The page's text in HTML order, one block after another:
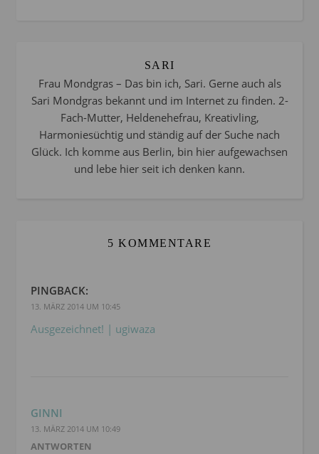
SARI
Frau Mondgras – Das bin ich, Sari. Gerne auch als
Sari Mondgras bekannt und im Internet zu finden. 2-
Fach-Mutter, Heldenehefrau, Kreativling,
Harmoniesüchtig und ständig auf der Suche nach
Glück. Ich komme aus Berlin, bin hier aufgewachsen
und lebe hier seit ich denken kann.
5 KOMMENTARE
PINGBACK:
13. MÄRZ 2014 UM 10:45
Ausgezeichnet! | ugiwaza
GINNI
13. MÄRZ 2014 UM 10:49
ANTWORTEN